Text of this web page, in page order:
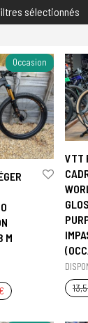
sélectionnés
Occasion
M
€
VTT